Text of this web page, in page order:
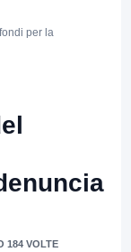
per la
184 VOLTE